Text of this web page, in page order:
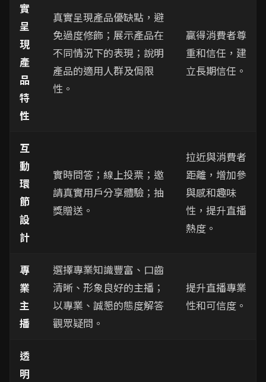
實
呈
現
產
品
特
性
真實呈現產品優缺點，避
免過度修飾；展示產品在
不同情況下的表現；說明
產品的適用人群及侷限
性。
贏得消費者尊
重和信任，建
立長期信任。
互
動
環
節
設
計
實時問答；線上投票；邀
請真實用戶分享體驗；抽
獎贈送。
拉近與消費者
距離，增加參
與感和趣味
性，提升直播
熱度。
專
業
主
播
選擇專業知識豐富、口齒
清晰、形象良好的主播；
以專業、誠懇的態度解答
觀眾疑問。
提升直播專業
性和可信度。
透
明